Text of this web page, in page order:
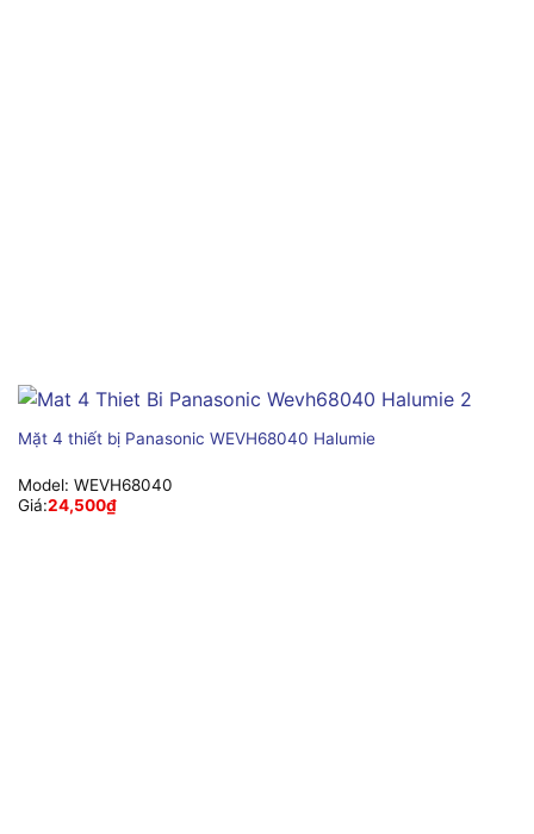
Mặt 4 thiết bị Panasonic WEVH68040 Halumie
Model: WEVH68040
Giá:24,500₫